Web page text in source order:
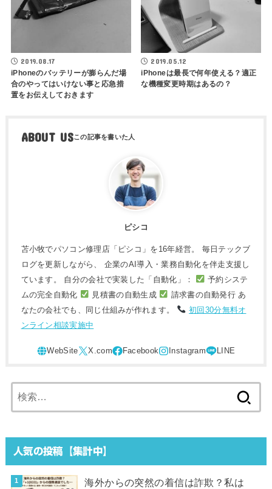
2019.08.17
iPhoneのバッテリーが膨らんだ場
合のやってはいけない事と応急措
置をお伝えしておきます
2019.05.12
iPhoneは最長で何年使える？適正
な機種変更時期はあるの？
ABOUT US
ピシコ
苫小牧でパソコン修理店「ピシコ」を16年経営。 毎日テックブ
ログを更新しながら、 企業のAI導入・業務自動化を伴走支援し
ています。 自分の会社で実装した「自動化」：
予約システ
ムの完全自動化
見積書の自動生成
請求書の自動発行 あ
なたの会社でも、同じ仕組みが作れます。
初回30分無料オ
ンライン相談実施中
索:
人気の投稿【集計中】
海外からの突然の着信は詐欺？私は